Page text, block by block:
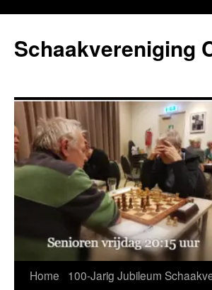
de
inhoud
Schaakvereniging
Home
100-Jarig Jubileum